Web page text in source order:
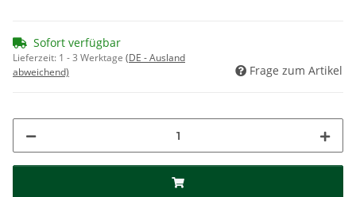
Sofort verfügbar
Lieferzeit: 1 - 3 Werktage (DE - Ausland
abweichend)
Frage zum Artikel